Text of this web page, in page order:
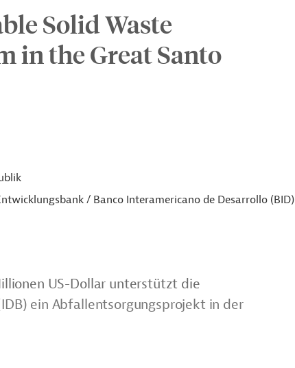
Solid Waste
in the Great Santo
/ Banco Interamericano de Desarrollo (BID)
US-Dollar unterstützt die
ein Abfallentsorgungsprojekt in der